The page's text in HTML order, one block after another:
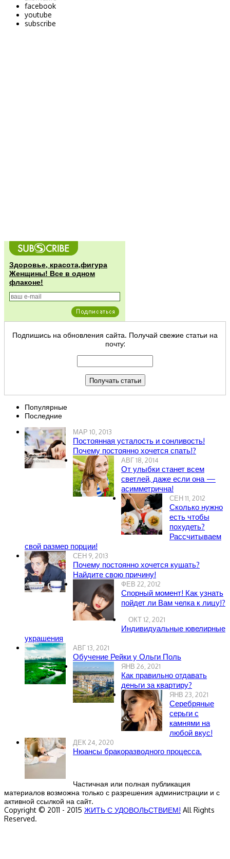
facebook
youtube
subscribe
Здоровье, красота,фигура
Женщины! Все в одном
флаконе!
Подпишись на обновления сайта. Получай свежие статьи на
почту:
Популярные
Последние
МАР 10, 2013
Постоянная усталость и сонливость!
Почему постоянно хочется спать!?
АВГ 18, 2014
От улыбки станет всем
светлей, даже если она —
асимметрична!
СЕН 11, 2012
Сколько нужно
есть чтобы
похудеть?
Рассчитываем
свой размер порции!
СЕН 9, 2013
Почему постоянно хочется кушать?
Найдите свою причину!
ФЕВ 22, 2012
Спорный момент! Как узнать
пойдет ли Вам челка к лицу!?
ОКТ 12, 2021
Индивидуальные ювелирные
украшения
АВГ 13, 2021
Обучение Рейки у Ольги Поль
ЯНВ 26, 2021
Как правильно отдавать
деньги за квартиру?
ЯНВ 23, 2021
Серебряные
серьги с
камнями на
любой вкус!
ДЕК 24, 2020
Нюансы бракоразводного процесса.
Частичная или полная публикация
материалов возможна только с разрешения администрации и с
активной ссылкой на сайт.
Copyright © 2011 - 2015 ЖИТЬ С УДОВОЛЬСТВИЕМ! All Rights
Reserved.